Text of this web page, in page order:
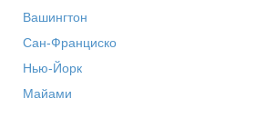
Вашингтон
Сан-Франциско
Нью-Йорк
Майами